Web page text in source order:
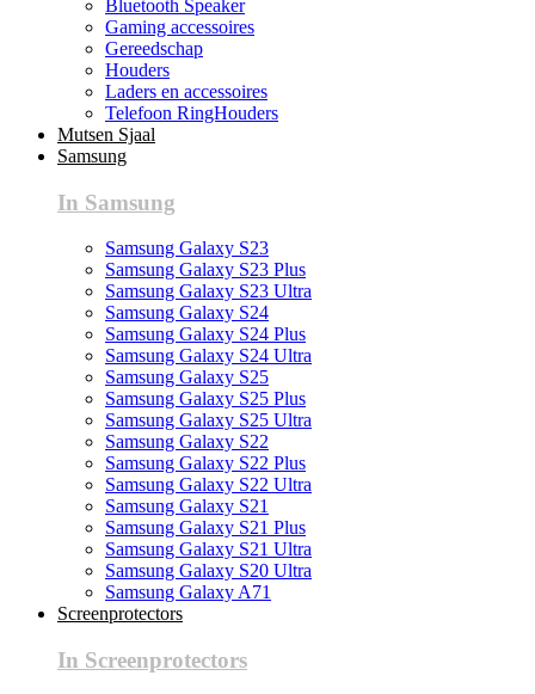
Bluetooth Speaker
Gaming accessoires
Gereedschap
Houders
Laders en accessoires
Telefoon RingHouders
Mutsen Sjaal
Samsung
In Samsung
Samsung Galaxy S23
Samsung Galaxy S23 Plus
Samsung Galaxy S23 Ultra
Samsung Galaxy S24
Samsung Galaxy S24 Plus
Samsung Galaxy S24 Ultra
Samsung Galaxy S25
Samsung Galaxy S25 Plus
Samsung Galaxy S25 Ultra
Samsung Galaxy S22
Samsung Galaxy S22 Plus
Samsung Galaxy S22 Ultra
Samsung Galaxy S21
Samsung Galaxy S21 Plus
Samsung Galaxy S21 Ultra
Samsung Galaxy S20 Ultra
Samsung Galaxy A71
Screenprotectors
In Screenprotectors